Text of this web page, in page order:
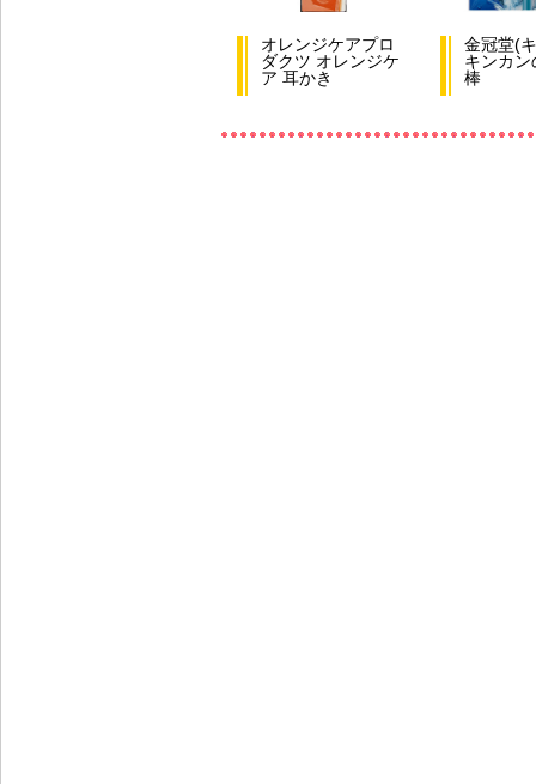
オレンジケアプロ
ダクツ オレンジケ
ア 耳かき
金冠堂(
キンカン
棒